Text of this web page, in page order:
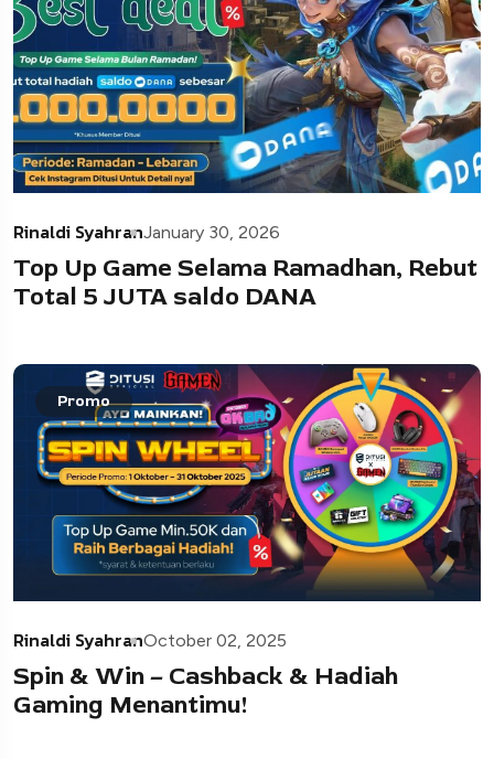
Rinaldi SyahranJanuary 30, 2026
Top Up Game Selama Ramadhan, Rebut
Total 5 JUTA saldo DANA
Promo
Rinaldi SyahranOctober 02, 2025
Spin & Win – Cashback & Hadiah
Gaming Menantimu!